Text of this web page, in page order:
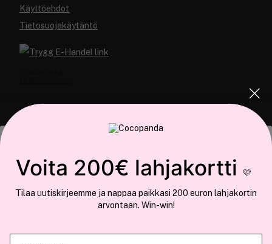
Tämä sivusto käyttää evästeitä
Käytämme evästeitä tarjoamamme sisällön ja mainosten
räätälöimiseen, sosiaalisen median ominaisuuksien tukemiseen ja
Käyttöehdot
Tietosuojakäytäntö
Meistä
Voita 200€ lahjakortti 🩷
Tilaa uutiskirjeemme ja nappaa paikkasi 200 euron lahjakortin
arvontaan. Win-win!